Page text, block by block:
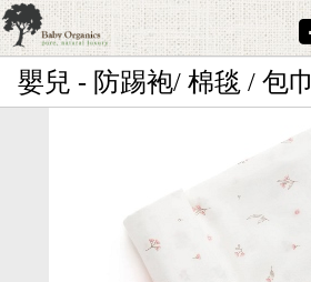
首頁
韓國Merebe寶寶配件
嬰兒 - 防踢袍/ 棉毯 / 包巾